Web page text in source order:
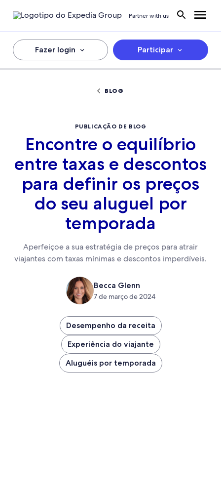
Partner with us
Fazer login Participar
BLOG
PUBLICAÇÃO DE BLOG
Encontre o equilíbrio
entre taxas e descontos
para definir os preços
do seu aluguel por
temporada
Aperfeiçoe a sua estratégia de preços para atrair
viajantes com taxas mínimas e descontos imperdíveis.
Becca Glenn
7 de março de 2024
Desempenho da receita
Experiência do viajante
Aluguéis por temporada